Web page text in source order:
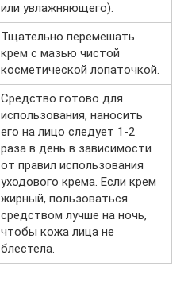
или увлажняющего).
Тщательно перемешать
крем с мазью чистой
косметической лопаточкой.
Средство готово для
использования, наносить
его на лицо следует 1-2
раза в день в зависимости
от правил использования
уходового крема. Если крем
жирный, пользоваться
средством лучше на ночь,
чтобы кожа лица не
блестела.